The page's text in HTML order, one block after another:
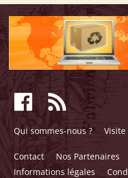
Qui sommes-nous ?
Contact Nos Partenaires
Informations légales